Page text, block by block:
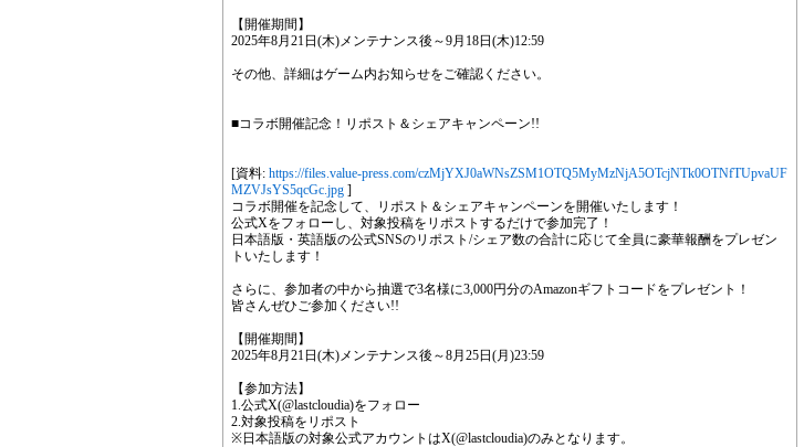
【開催期間】
2025年8月21日(木)メンテナンス後～9月18日(木)12:59
その他、詳細はゲーム内お知らせをご確認ください。
■コラボ開催記念！リポスト＆シェアキャンペーン!!
[資料: https://files.value-press.com/czMjYXJ0aWNsZSM1OTQ5MyMzNjA5OTcjNTk0OTNfTUpvaUF
MZVJsYS5qcGc.jpg ]
コラボ開催を記念して、リポスト＆シェアキャンペーンを開催いたします！
公式Xをフォローし、対象投稿をリポストするだけで参加完了！
日本語版・英語版の公式SNSのリポスト/シェア数の合計に応じて全員に豪華報酬をプレゼン
トいたします！
さらに、参加者の中から抽選で3名様に3,000円分のAmazonギフトコードをプレゼント！
皆さんぜひご参加ください!!
【開催期間】
2025年8月21日(木)メンテナンス後～8月25日(月)23:59
【参加方法】
1.公式X(@lastcloudia)をフォロー
2.対象投稿をリポスト
※日本語版の対象公式アカウントはX(@lastcloudia)のみとなります。